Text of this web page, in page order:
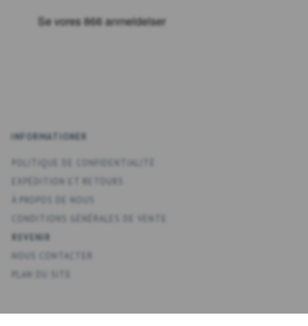
INFORMATIONER
POLITIQUE DE CONFIDENTIALITÉ
CONDITIONS GÉNÉRALES DE VENTE
REVENIR
PLAN DU SITE